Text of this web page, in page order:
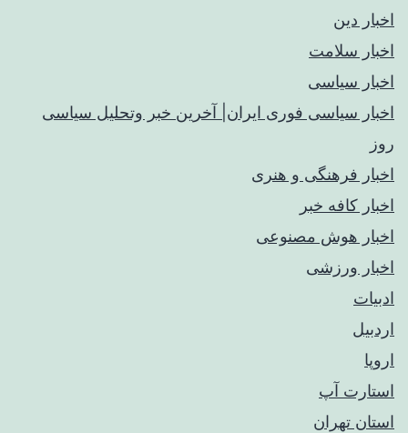
اخبار دین
اخبار سلامت
اخبار سیاسی
اخبار سیاسی فوری ایران| آخرین خبر وتحلیل سیاسی
روز
اخبار فرهنگی و هنری
اخبار کافه خبر
اخبار هوش مصنوعی
اخبار ورزشی
ادبیات
اردبیل
اروپا
استارت آپ
استان تهران